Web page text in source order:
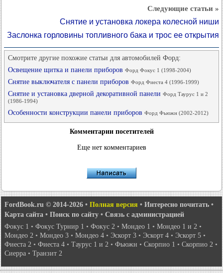
Следующие статьи »
Снятие и установка локера колесной ниши
Заслонка горловины топливного бака и трос ее открытия
Смотрите другие похожие статьи для автомобилей Форд:
Освещение щитка и панели приборов Форд Фокус 1 (1998-2004)
Снятие выключателя с панели приборов Форд Фиеста 4 (1996-1999)
Снятие и установка дверной декоративной панели Форд Таурус 1 и 2
(1986-1994)
Особенности конструкции панели приборов Форд Фьюжн (2002-2012)
Комментарии посетителей
Еще нет комментариев
FordBook.ru © 2014-2026 • Полная версия • Интересно почитать •
Карта сайта • Поиск по сайту • Связь с администрацией
Фокус 1 • Фокус Турнир 1 • Фокус 2 • Мондео 1 • Мондео 1 и 2 •
Мондео 2 • Мондео 3 • Мондео 4 • Эскорт 3 • Эскорт 4 • Эскорт 5 •
Фиеста 2 • Фиеста 4 • Таурус 1 и 2 • Фьюжн • Скорпио 1 • Скорпио 2 •
Сиерра • Транзит 2